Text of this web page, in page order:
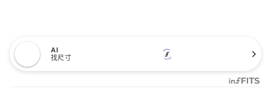
AI
找尺寸